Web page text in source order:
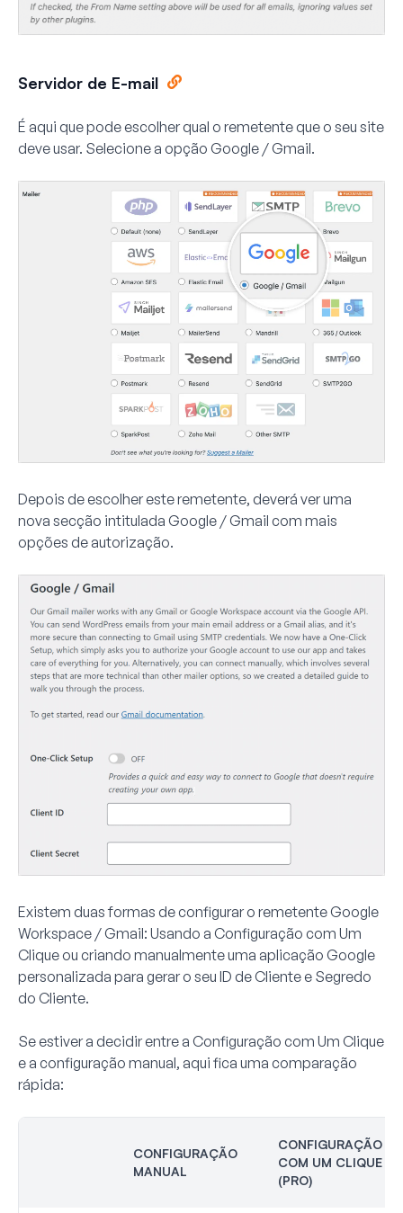
Servidor de E-mail
É aqui que pode escolher qual o remetente que o seu site
deve usar. Selecione a opção Google / Gmail.
Depois de escolher este remetente, deverá ver uma
nova secção intitulada Google /Gmail com mais
opções de autorização.
Existem duas formas de configurar o remetente Google
Workspace / Gmail: Usando a Configuração com Um
Clique ou criando manualmente uma aplicação Google
personalizada para gerar o seu ID de Clientee Segredo
do Cliente.
Se estiver a decidir entre a Configuração com Um Clique
e a configuração manual, aqui fica uma comparação
rápida:
CONFIGURAÇÃO
MANUAL
CONFIGURAÇÃO
COM UM CLIQUE
(PRO)